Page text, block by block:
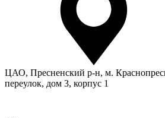
ЦАО, Пресненский р-н, м.
переулок, дом 3, корпус 1